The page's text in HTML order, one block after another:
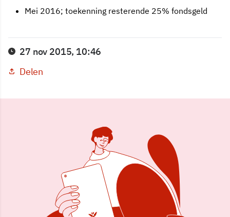
Mei 2016; toekenning resterende 25% fondsgeld
27 nov 2015, 10:46
Delen